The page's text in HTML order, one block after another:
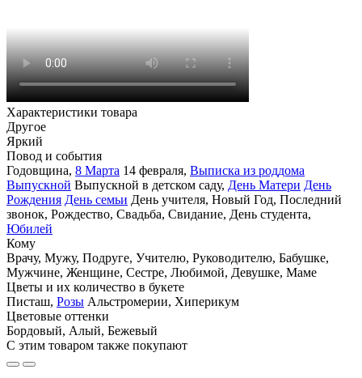
Характеристики товара
Другое
Яркий
Повод и события
Годовщина, 8 Марта 14 февраля, Выписка из роддома
Выпускной Выпускной в детском саду, День Матери День
Рождения День семьи День учителя, Новый Год, Последний
звонок, Рождество, Свадьба, Свидание, День студента,
Юбилей
Кому
Врачу, Мужу, Подруге, Учителю, Руководителю, Бабушке,
Мужчине, Женщине, Сестре, Любимой, Девушке, Маме
Цветы и их количество в букете
Писташ, Розы Альстромерии, Хиперикум
Цветовые оттенки
Бордовый, Алый, Бежевый
С этим товаром также покупают